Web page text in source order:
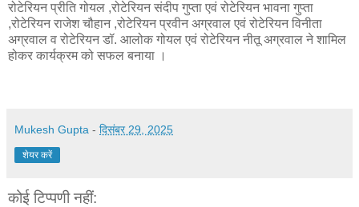
रोटेरियन प्रीति गोयल ,रोटेरियन संदीप गुप्ता एवं रोटेरियन भावना गुप्ता
,रोटेरियन राजेश चौहान ,रोटेरियन प्रवीन अग्रवाल एवं रोटेरियन विनीता
अग्रवाल व रोटेरियन डॉ. आलोक गोयल एवं रोटेरियन नीतू अग्रवाल ने शामिल
होकर कार्यक्रम को सफल बनाया ।
Mukesh Gupta - दिसंबर 29, 2025
शेयर करें
कोई टिप्पणी नहीं: